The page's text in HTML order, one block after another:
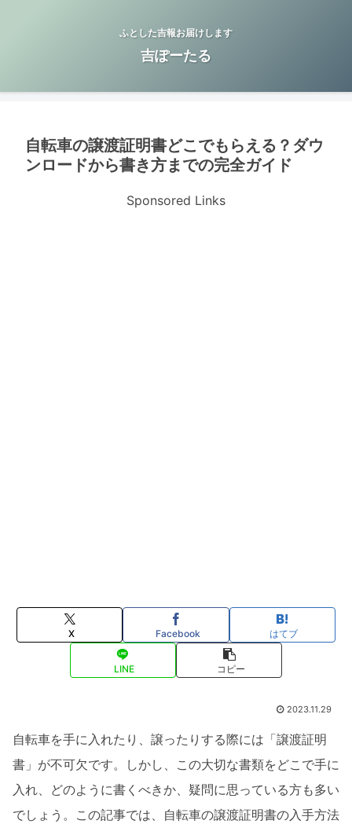
ふとした吉報お届けします
吉ぽーたる
自転車の譲渡証明書どこでもらえる？ダウ
ンロードから書き方までの完全ガイド
Sponsored Links
X Facebook はてブ
LINE コピー
2023.11.29
自転車を手に入れたり、譲ったりする際には「譲渡証明
書」が不可欠です。しかし、この大切な書類をどこで手に
入れ、どのように書くべきか、疑問に思っている方も多い
でしょう。この記事では、自転車の譲渡証明書の入手方法